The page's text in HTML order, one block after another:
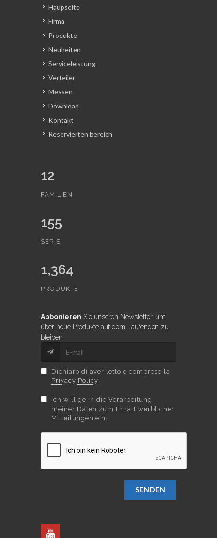
Haupseite
Firma
Produkte
Neuheiten
Serviceleistung
Verteiler
Messen
Download
Kontakt
Reservierten bereich
12
FAMILIEN
155
SERIE
1,364
PRODUKTE
Abbonieren Sie unseren Newsletter, um
über neue Produkte auf dem Laufenden zu
bleiben!
Dichiaro di aver letto e compreso la
Privacy Policy
Ich willige in die Verarbeitung
meiner Daten zum Erhalt werblicher
Mitteilungen ein.
SENDEN